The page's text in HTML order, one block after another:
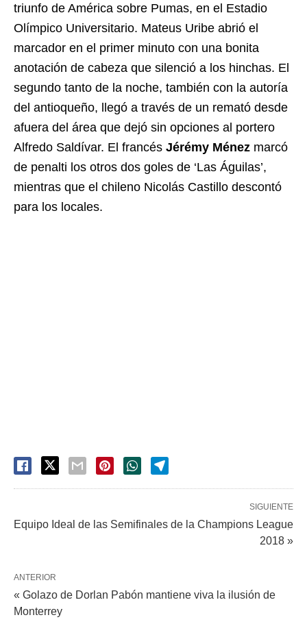
triunfo de América sobre Pumas, en el Estadio
Olímpico Universitario. Mateus Uribe abrió el
marcador en el primer minuto con una bonita
anotación de cabeza que silenció a los hinchas. El
segundo tanto de la noche, también con la autoría
del antioqueño, llegó a través de un remató desde
afuera del área que dejó sin opciones al portero
Alfredo Saldívar. El francés Jérémy Ménez marcó
de penalti los otros dos goles de ‘Las Águilas’,
mientras que el chileno Nicolás Castillo descontó
para los locales.
SIGUIENTE
Equipo Ideal de las Semifinales de la Champions League
2018 »
ANTERIOR
« Golazo de Dorlan Pabón mantiene viva la ilusión de
Monterrey